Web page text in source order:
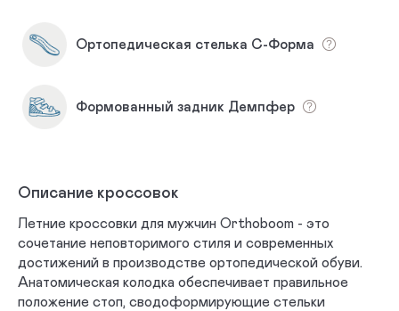
Ортопедическая стелька С-Форма
Формованный задник Демпфер
Описание кроссовок
Летние кроссовки для мужчин Orthoboom - это
сочетание неповторимого стиля и современных
достижений в производстве ортопедической обуви.
Анатомическая колодка обеспечивает правильное
положение стоп, сводоформирующие стельки